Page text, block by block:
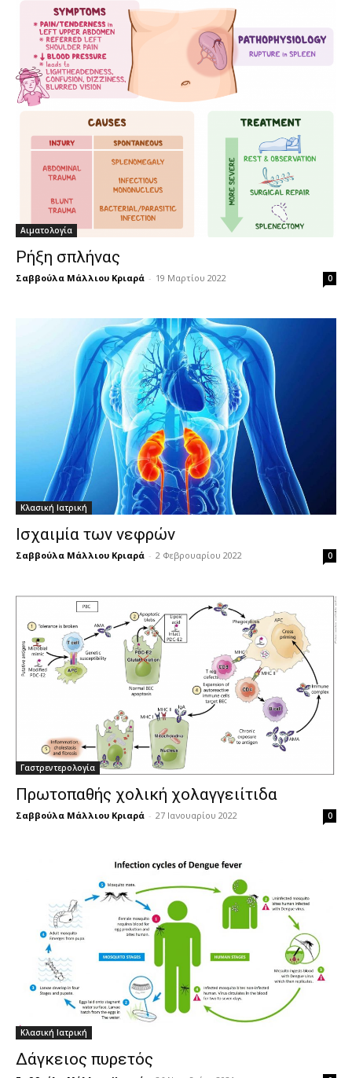
Αιματολογία
Ρήξη σπλήνας
Σαββούλα Μάλλιου Κριαρά - 19 Μαρτίου 2022 0
Κλασική Ιατρική
Ισχαιμία των νεφρών
Σαββούλα Μάλλιου Κριαρά - 2 Φεβρουαρίου 2022 0
Γαστρεντερολογία
Πρωτοπαθής χολική χολαγγειίτιδα
Σαββούλα Μάλλιου Κριαρά - 27 Ιανουαρίου 2022 0
Κλασική Ιατρική
Δάγκειος πυρετός